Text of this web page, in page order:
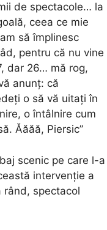
de spectacole… la
ceea ce mie
să împlinesc
pentru că nu vine
dar 26… mă rog,
anunț: că
o să vă uitați în
o întâlnire cum
Ăăăă, Piersic”
scenic pe care l-a
intervenție a
rând, spectacol